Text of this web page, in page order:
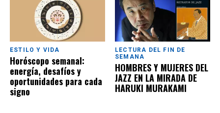
ESTILO Y VIDA
Horóscopo semanal:
energía, desafíos y
oportunidades para cada
signo
LECTURA DEL FIN DE
SEMANA
HOMBRES Y MUJERES DEL
JAZZ EN LA MIRADA DE
HARUKI MURAKAMI